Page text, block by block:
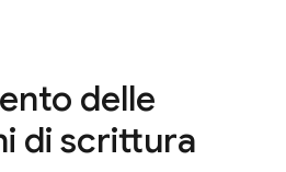
delle
di scrittura